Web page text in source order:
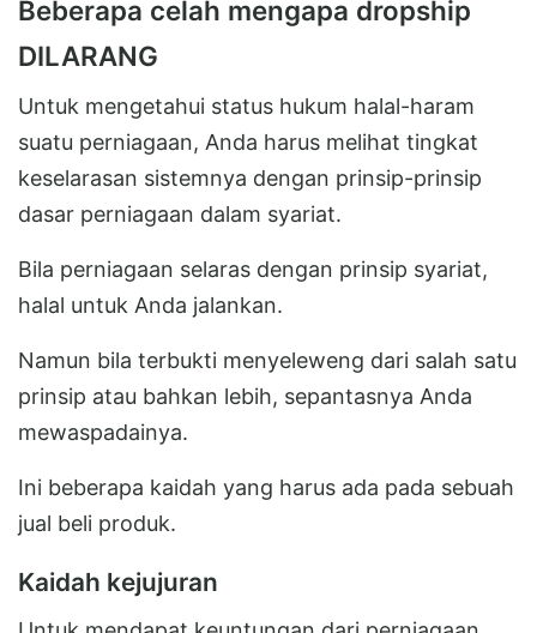
Beberapa celah mengapa dropship
DILARANG
Untuk mengetahui status hukum halal-haram
suatu perniagaan, Anda harus melihat tingkat
keselarasan sistemnya dengan prinsip-prinsip
dasar perniagaan dalam syariat.
Bila perniagaan selaras dengan prinsip syariat,
halal untuk Anda jalankan.
Namun bila terbukti menyeleweng dari salah satu
prinsip atau bahkan lebih, sepantasnya Anda
mewaspadainya.
Ini beberapa kaidah yang harus ada pada sebuah
jual beli produk.
Kaidah kejujuran